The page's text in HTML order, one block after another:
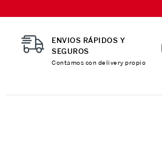
ENVIOS RÁPIDOS Y
SEGUROS
Contamos con delivery propio